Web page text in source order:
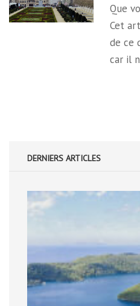
Que
Cet
de ce
car il
DERNIERS ARTICLES